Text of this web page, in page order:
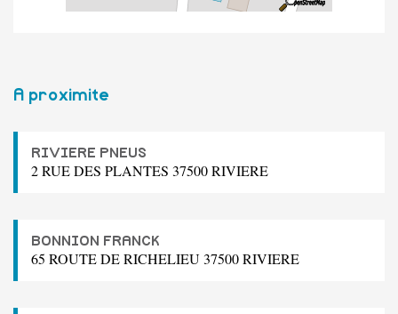
A proximite
RIVIERE PNEUS
2 RUE DES PLANTES 37500 RIVIERE
BONNION FRANCK
65 ROUTE DE RICHELIEU 37500 RIVIERE